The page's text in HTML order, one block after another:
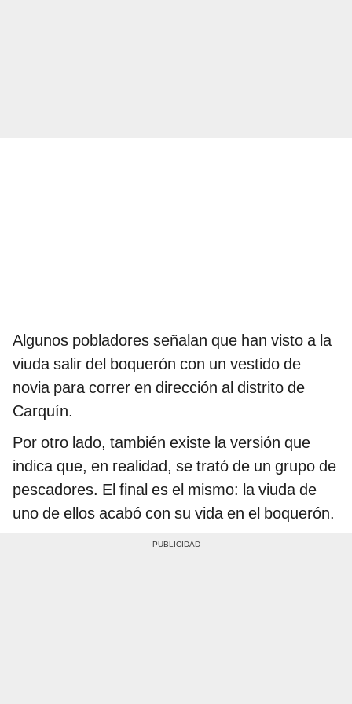
Algunos pobladores señalan que han visto a la
viuda salir del boquerón con un vestido de
novia para correr en dirección al distrito de
Carquín.
Por otro lado, también existe la versión que
indica que, en realidad, se trató de un grupo de
pescadores. El final es el mismo: la viuda de
uno de ellos acabó con su vida en el boquerón.